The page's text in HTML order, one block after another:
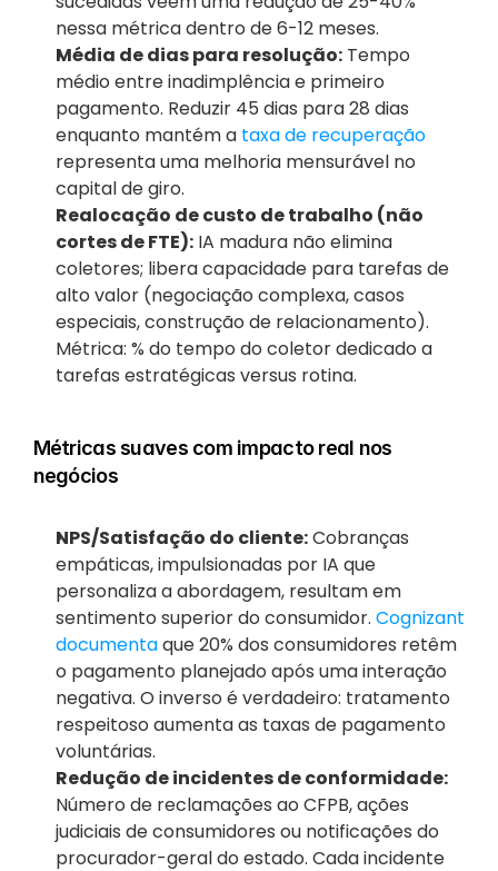
nessa métrica dentro de 6-12 meses.
Média de dias para resolução: Tempo
médio entre inadimplência e primeiro
pagamento. Reduzir 45 dias para 28 dias
enquanto mantém a taxa de recuperação
representa uma melhoria mensurável no
capital de giro.
Realocação de custo de trabalho (não
cortes de FTE): IA madura não elimina
coletores; libera capacidade para tarefas de
alto valor (negociação complexa, casos
especiais, construção de relacionamento).
Métrica: % do tempo do coletor dedicado a
tarefas estratégicas versus rotina.
Métricas suaves com impacto real nos
negócios
NPS/Satisfação do cliente: Cobranças
empáticas, impulsionadas por IA que
personaliza a abordagem, resultam em
sentimento superior do consumidor. Cognizant
documenta que 20% dos consumidores retêm
o pagamento planejado após uma interação
negativa. O inverso é verdadeiro: tratamento
respeitoso aumenta as taxas de pagamento
voluntárias.
Redução de incidentes de conformidade:
Número de reclamações ao CFPB, ações
judiciais de consumidores ou notificações do
procurador-geral do estado. Cada incidente